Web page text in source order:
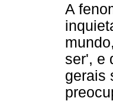
A
ser', e
gerais